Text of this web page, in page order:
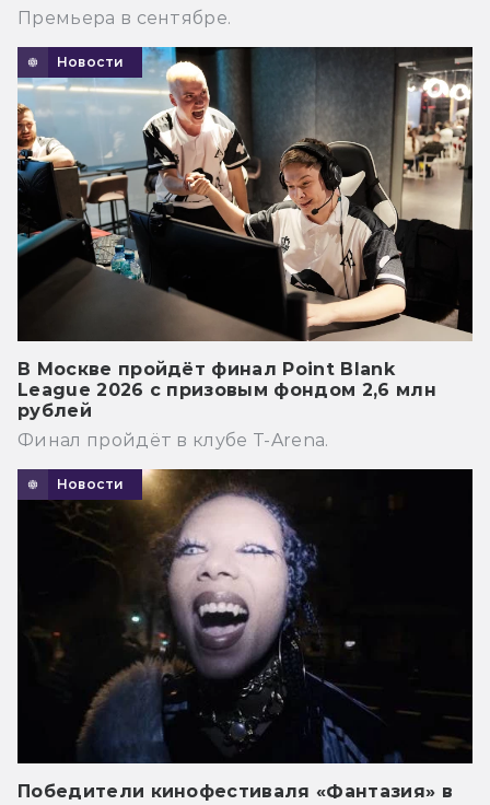
Премьера в сентябре.
Новости
В Москве пройдёт финал Point Blank
League 2026 с призовым фондом 2,6 млн
рублей
Финал пройдёт в клубе T-Arena.
Новости
Победители кинофестиваля «Фантазия» в